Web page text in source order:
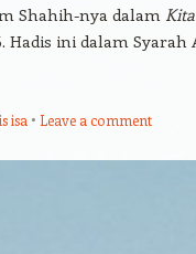
Shahih-nya dalam
Hadis ini dalam Syarah
isa Leave a comment